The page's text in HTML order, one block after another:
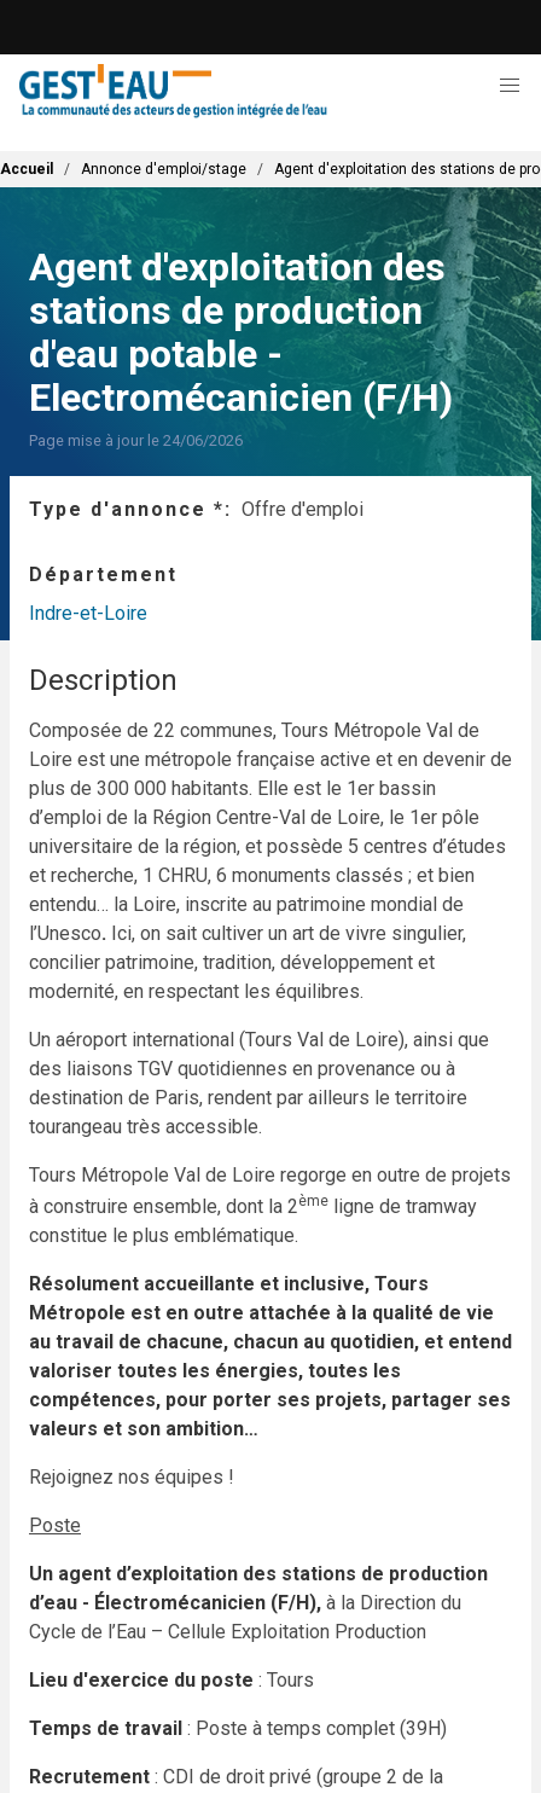
contenu
principal
Fil d'Ariane
Accueil Annonce d'emploi/stage Agent d'exploitation des stations de
Agent d'exploitation des
stations de production
d'eau potable -
Electromécanicien (F/H)
Page mise à jour le 24/06/2026
Type d'annonce * Offre d'emploi
Département
Indre-et-Loire
Description
Composée de 22 communes, Tours Métropole Val de
Loire est une métropole française active et en devenir de
plus de 300 000 habitants. Elle est le 1er bassin
d’emploi de la Région Centre-Val de Loire, le 1er pôle
universitaire de la région, et possède 5 centres d’études
et recherche, 1 CHRU, 6 monuments classés ; et bien
entendu… la Loire, inscrite au patrimoine mondial de
l’Unesco. Ici, on sait cultiver un art de vivre singulier,
concilier patrimoine, tradition, développement et
modernité, en respectant les équilibres.
Un aéroport international (Tours Val de Loire), ainsi que
des liaisons TGV quotidiennes en provenance ou à
destination de Paris, rendent par ailleurs le territoire
tourangeau très accessible.
Tours Métropole Val de Loire regorge en outre de projets
à construire ensemble, dont la 2ème
ligne de tramway
constitue le plus emblématique.
Résolument accueillante et inclusive, Tours
Métropole est en outre attachée à la qualité de vie
au travail de chacune, chacun au quotidien, et entend
valoriser toutes les énergies, toutes les
compétences, pour porter ses projets, partager ses
valeurs et son ambition…
Rejoignez nos équipes !
Poste
Un agent d’exploitation des stations de production
d’eau - Électromécanicien (F/H), à la Direction du
Cycle de l’Eau – Cellule Exploitation Production
Lieu d'exercice du poste : Tours
Temps de travail : Poste à temps complet (39H)
Recrutement : CDI de droit privé (groupe 2 de la